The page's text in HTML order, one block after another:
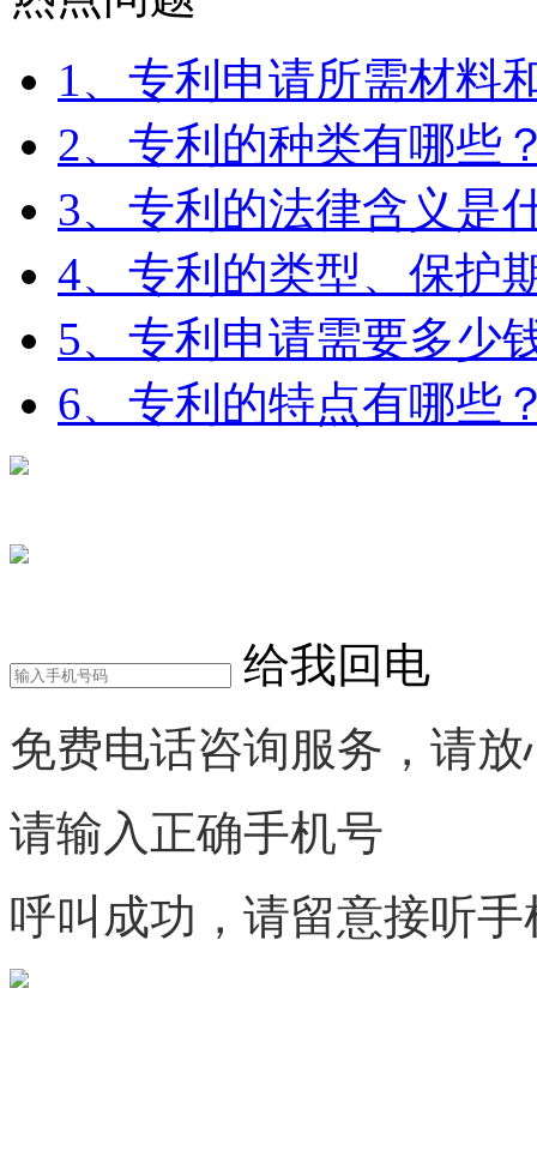
1、专利申请所需材料
2、专利的种类有哪些
3、专利的法律含义是
4、专利的类型、保护
5、专利申请需要多少
6、专利的特点有哪些
给我回电
免费电话咨询服务，请放
请输入正确手机号
呼叫成功，请留意接听手